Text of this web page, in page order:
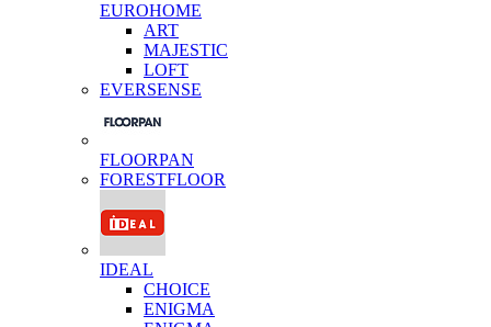
EUROHOME
ART
MAJESTIC
LOFT
EVERSENSE
FLOORPAN
FORESTFLOOR
IDEAL
CHOICE
ENIGMA